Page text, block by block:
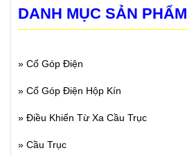
DANH MỤC SẢN PHẨM
» Cổ Góp Điện
» Cổ Góp Điện Hộp Kín
» Điều Khiển Từ Xa Cầu Trục
» Cầu Trục